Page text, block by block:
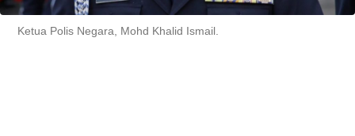
Ketua Polis Negara, Mohd Khalid Ismail.